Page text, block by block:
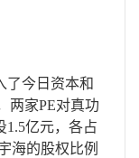
了今日资本和
两家PE对真功
1.5亿元，各占
海的股权比例